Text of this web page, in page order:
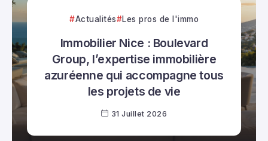
Actualités Les pros de l'immo
Immobilier Nice : Boulevard
Group, l’expertise immobilière
azuréenne qui accompagne tous
les projets de vie
31 Juillet 2026